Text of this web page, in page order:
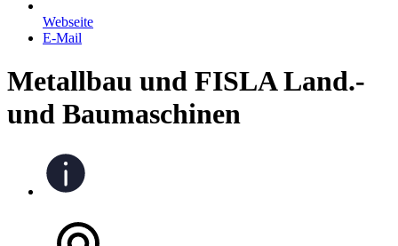
Webseite
E-Mail
Metallbau und FISLA Land.-
und Baumaschinen